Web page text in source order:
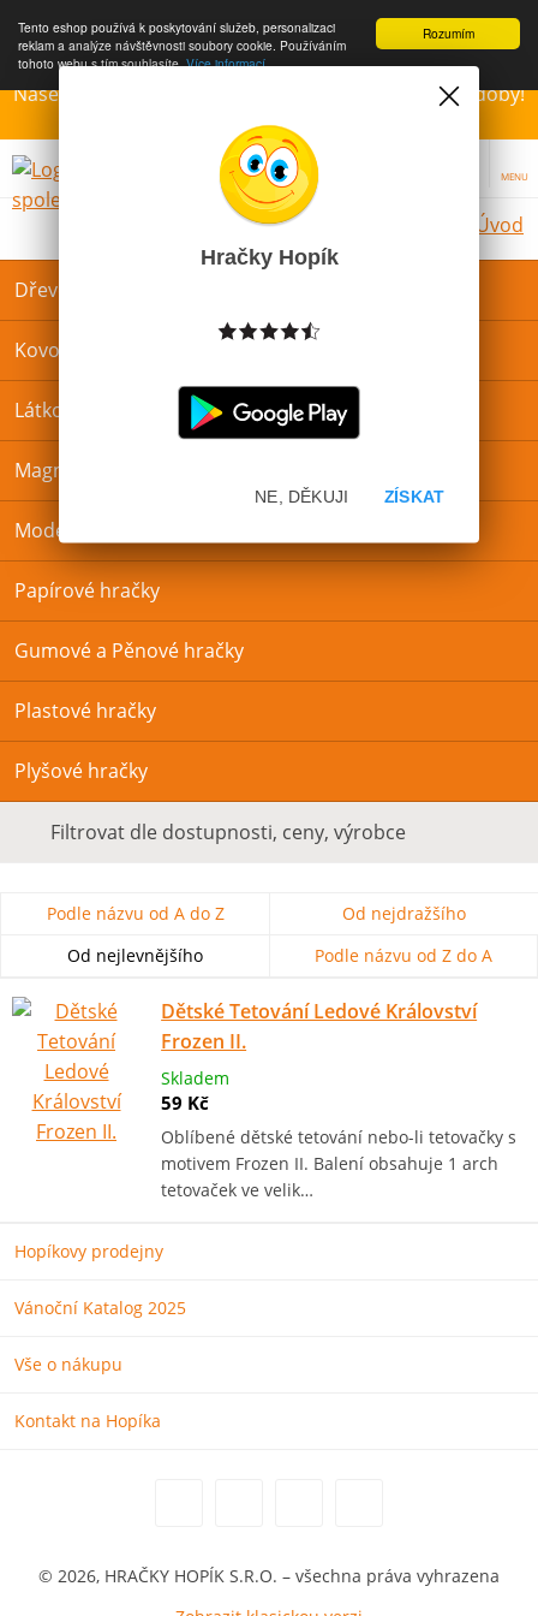
Rozumím
Tento eshop používá k poskytování služeb, personalizaci
reklam a analýze návštěvnosti soubory cookie. Používáním
tohoto webu s tím souhlasíte.Více informací
Naše Prodejny – Otevřeny dle otvírací prázdninové doby!
Přejeme krásné léto!!!
MENU
Úvod
Dřevěné hračky
Kovové hračky
Látkové hračky
Magnetické hračky
Modelína, plastelína a sliz
Papírové hračky
Gumové a Pěnové hračky
Plastové hračky
Plyšové hračky
Filtrovat dle dostupnosti, ceny, výrobce
Podle názvu od A do Z
Od nejdražšího
Od nejlevnějšího
Podle názvu od Z do A
Dětské Tetování Ledové Království
Frozen II.
Skladem
59 Kč
Oblíbené dětské tetování nebo-li tetovačky s
motivem Frozen II. Balení obsahuje 1 arch
tetovaček ve velik…
Hopíkovy prodejny
Vánoční Katalog 2025
Vše o nákupu
Kontakt na Hopíka
© 2026, HRAČKY HOPÍK S.R.O. – všechna práva vyhrazena
Hračky Hopík
ZÍSKAT
NE, DĚKUJI